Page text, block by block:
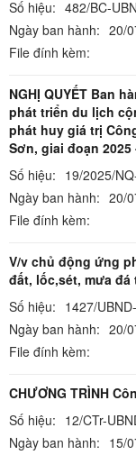
Số hiệu: 482/BC-
Ngày ban hành: 20/
File đính kèm:
NGHỊ QUYẾT Ban
phát triển du lịch
phát huy giá trị
Sơn, giai đoạn 2025
Số hiệu: 19/2025/
Ngày ban hành: 20/
File đính kèm:
V/v chủ động ứng
đất, lốc,sét, mưa đá
Số hiệu: 1427/
Ngày ban hành: 20/
File đính kèm:
CHƯƠNG TRÌNH
Số hiệu: 12/CTr-
Ngày ban hành: 15/